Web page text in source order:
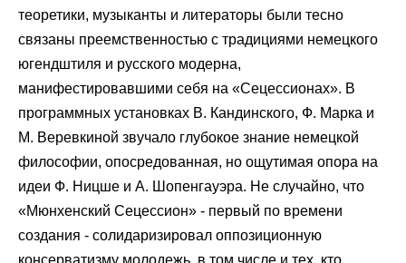
теоретики, музыканты и литераторы были тесно
связаны преемственностью с традициями немецкого
югендштиля и русского модерна,
манифестировавшими себя на «Сецессионах». В
программных установках В. Кандинского, Ф. Марка и
М. Веревкиной звучало глубокое знание немецкой
философии, опосредованная, но ощутимая опора на
идеи Ф. Ницше и А. Шопенгауэра. Не случайно, что
«Мюнхенский Сецессион» - первый по времени
создания - солидаризировал оппозиционную
консерватизму молодежь, в том числе и тех, кто